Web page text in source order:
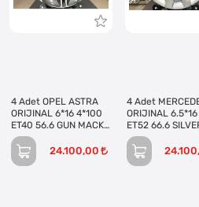
4 Adet OPEL ASTRA
ORIJINAL 6*16 4*100
ET40 56.6 GUN MACK
JANT REVİZE EDİLMİŞ
(Takım)
24.100,00
4 Adet
ORIJINAL 6.5*16
ET52 66.6
JANT REVİZE
(Takım)